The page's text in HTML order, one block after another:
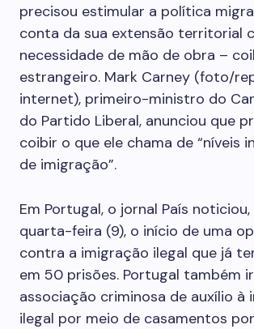
precisou estimular a política
conta da sua extensão territorial
necessidade de mão de obra –
estrangeiro. Mark Carney (foto/
internet), primeiro-ministro do
do Partido Liberal, anunciou que
coibir o que ele chama de “níveis
de imigração”.
Em Portugal, o jornal País
quarta-feira (9), o início de uma
contra a imigração ilegal que já
em 50 prisões. Portugal também
associação criminosa de auxílio à
ilegal por meio de casamentos por